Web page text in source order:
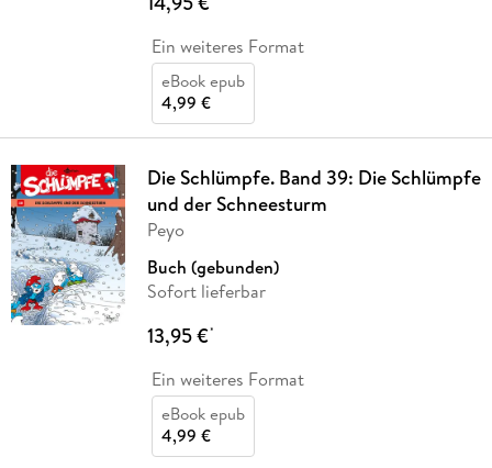
Ein weiteres Format
eBook epub
4,99 €
Die Schlümpfe. Band 39: Die Schlümpfe
und der Schneesturm
Peyo
Buch (gebunden)
Sofort lieferbar
13,95 €*
Ein weiteres Format
eBook epub
4,99 €